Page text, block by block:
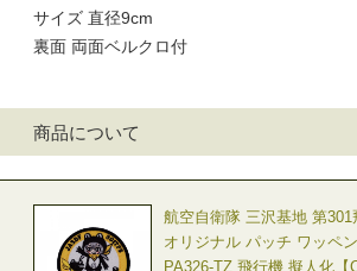
サイズ 直径9cm
裏面 両面ベルクロ付
商品について
航空自衛隊 三沢基地 第
オリジナル パッチ ワッペ
PA326-TZ 飛行機 擬人化【C